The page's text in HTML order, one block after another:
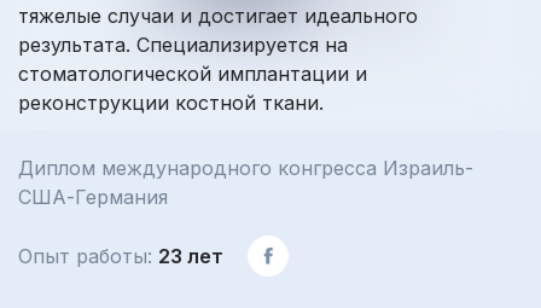
Диплом международного конгресса Израиль-
США-Германия
тяжелые случаи и достигает идеального
результата. Специализируется на
стоматологической имплантации и
реконструкции костной ткани.
Опыт работы: 23 лет